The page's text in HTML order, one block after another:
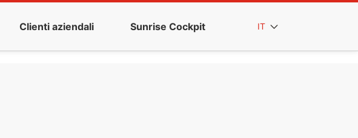
Clienti aziendali Sunrise Cockpit IT